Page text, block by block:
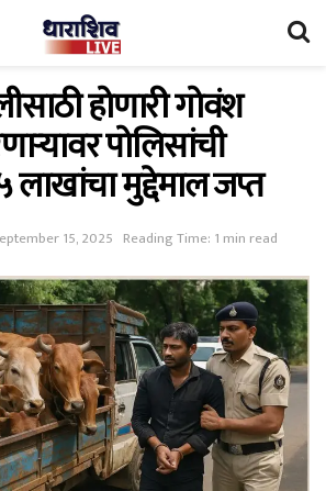
होणारी गोवंश
पोलिसांची
लाखांचा मुद्देमाल जप्त
15, 2025 Reading Time: 1 min read